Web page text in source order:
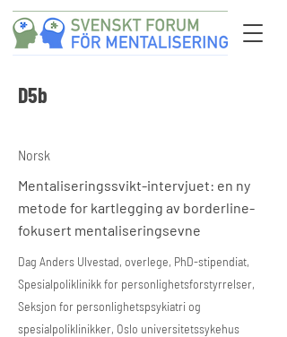
D5b
Norsk
Mentaliseringssvikt-intervjuet: en ny
metode for kartlegging av borderline-
fokusert mentaliseringsevne
Dag Anders Ulvestad, overlege, PhD-stipendiat,
Spesialpoliklinikk for personlighetsforstyrrelser,
Seksjon for personlighetspsykiatri og
spesialpoliklinikker, Oslo universitetssykehus